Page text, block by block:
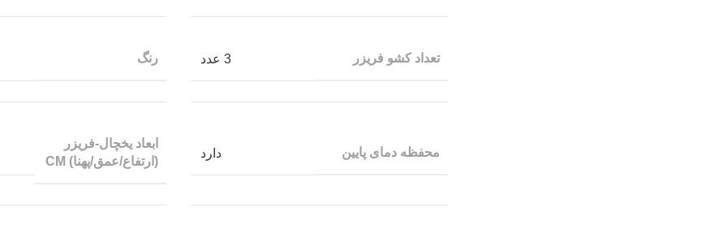
تعداد کشو فریزر 3 عدد رنگ
محفظه دمای پایین دارد
ابعاد یخچال-فریزر
(ارتفاع/عمق/پهنا) CM